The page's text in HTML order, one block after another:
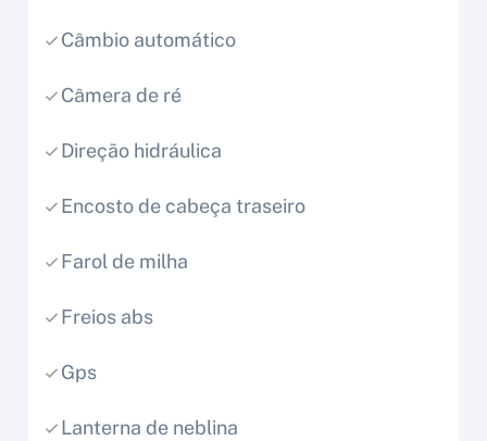
Câmbio automático
Câmera de ré
Direção hidráulica
Encosto de cabeça traseiro
Farol de milha
Freios abs
Gps
Lanterna de neblina